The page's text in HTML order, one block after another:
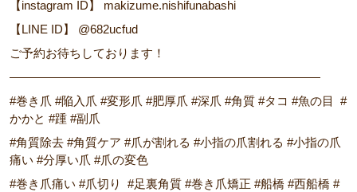
【instagram ID】 makizume.nishifunabashi
【LINE ID】 @682ucfud
ご予約お待ちしております！
――――――――――――――――――――――――――
#巻き爪 #陥入爪 #変形爪 #肥厚爪 #深爪 #角質 #タコ #魚の目 #
かかと #踵 #副爪
#角質除去 #角質ケア #爪が割れる #小指の爪割れる #小指の爪
痛い #分厚い爪 #爪の変色
#巻き爪痛い #爪切り #足裏角質 #巻き爪矯正 #船橋 #西船橋 #